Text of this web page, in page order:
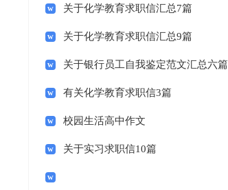
关于化学教育求职信汇总7篇
关于化学教育求职信汇总9篇
关于银行员工自我鉴定范文汇总六篇
有关化学教育求职信3篇
校园生活高中作文
关于实习求职信10篇